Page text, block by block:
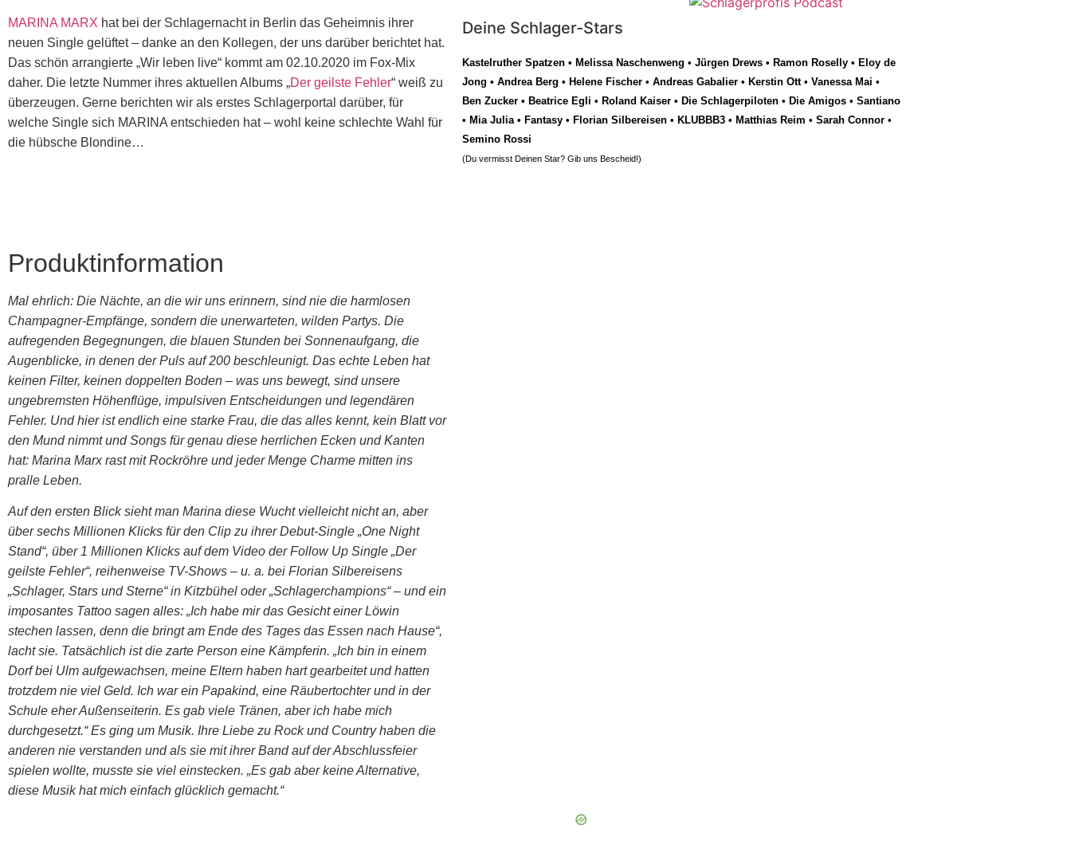
MARINA MARX hat bei der Schlagernacht in Berlin das Geheimnis ihrer
neuen Single gelüftet – danke an den Kollegen, der uns darüber berichtet hat.
Das schön arrangierte „Wir leben live“ kommt am 02.10.2020 im Fox-Mix
daher. Die letzte Nummer ihres aktuellen Albums „Der geilste Fehler“ weiß zu
überzeugen. Gerne berichten wir als erstes Schlagerportal darüber, für
welche Single sich MARINA entschieden hat – wohl keine schlechte Wahl für
die hübsche Blondine…
Produktinformation
Mal ehrlich: Die Nächte, an die wir uns erinnern, sind nie die harmlosen
Champagner-Empfänge, sondern die unerwarteten, wilden Partys. Die
aufregenden Begegnungen, die blauen Stunden bei Sonnenaufgang, die
Augenblicke, in denen der Puls auf 200 beschleunigt. Das echte Leben hat
keinen Filter, keinen doppelten Boden – was uns bewegt, sind unsere
ungebremsten Höhenflüge, impulsiven Entscheidungen und legendären
Fehler. Und hier ist endlich eine starke Frau, die das alles kennt, kein Blatt vor
den Mund nimmt und Songs für genau diese herrlichen Ecken und Kanten
hat: Marina Marx rast mit Rockröhre und jeder Menge Charme mitten ins
pralle Leben.
Auf den ersten Blick sieht man Marina diese Wucht vielleicht nicht an, aber
über sechs Millionen Klicks für den Clip zu ihrer Debut-Single „One Night
Stand“, über 1 Millionen Klicks auf dem Video der Follow Up Single „Der
geilste Fehler“, reihenweise TV-Shows – u. a. bei Florian Silbereisens
„Schlager, Stars und Sterne“ in Kitzbühel oder „Schlagerchampions“ – und ein
imposantes Tattoo sagen alles: „Ich habe mir das Gesicht einer Löwin
stechen lassen, denn die bringt am Ende des Tages das Essen nach Hause“,
lacht sie. Tatsächlich ist die zarte Person eine Kämpferin. „Ich bin in einem
Dorf bei Ulm aufgewachsen, meine Eltern haben hart gearbeitet und hatten
trotzdem nie viel Geld. Ich war ein Papakind, eine Räubertochter und in der
Schule eher Außenseiterin. Es gab viele Tränen, aber ich habe mich
durchgesetzt.“ Es ging um Musik. Ihre Liebe zu Rock und Country haben die
anderen nie verstanden und als sie mit ihrer Band auf der Abschlussfeier
spielen wollte, musste sie viel einstecken. „Es gab aber keine Alternative,
diese Musik hat mich einfach glücklich gemacht.“
Deine Schlager-Stars
Kastelruther Spatzen • Melissa Naschenweng • Jürgen Drews • Ramon Roselly • Eloy de
Jong • Andrea Berg • Helene Fischer • Andreas Gabalier • Kerstin Ott• Vanessa Mai •
Ben Zucker • Beatrice Egli • Roland Kaiser • Die Schlagerpiloten • Die Amigos • Santiano
• Mia Julia• Fantasy • Florian Silbereisen • KLUBBB3 • Matthias Reim • Sarah Connor •
Semino Rossi
(Du vermisst Deinen Star? Gib uns Bescheid!)